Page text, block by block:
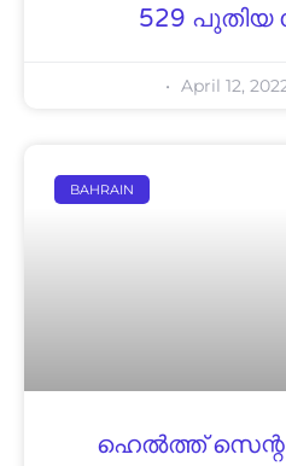
529
April 12,
BAHRAIN
ഹെൽത്ത്